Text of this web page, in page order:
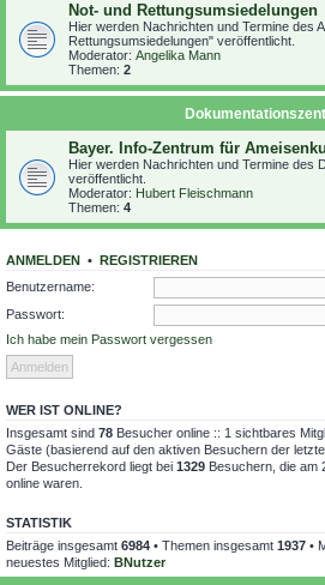
Not- und Rettungsumsiedelungen
Hier werden Nachrichten und Termine des
Rettungsumsiedelungen" veröffentlicht.
Moderator: Angelika Mann
Themen: 2
Bayer. Info-Zentrum für
Hier werden Nachrichten und Termine des
veröffentlicht.
Moderator: Hubert Fleischmann
Themen: 4
ANMELDEN • REGISTRIEREN
Benutzername:
Passwort:
Ich habe mein Passwort vergessen
WER IST ONLINE?
Insgesamt sind 78 Besucher online :: 1 sichtbares
Gäste (basierend auf den aktiven Besuchern der
Der Besucherrekord liegt bei 1329 Besuchern, die am
online waren.
STATISTIK
Beiträge insgesamt 6984 • Themen insgesamt 1937 •
neuestes Mitglied: BNutzer